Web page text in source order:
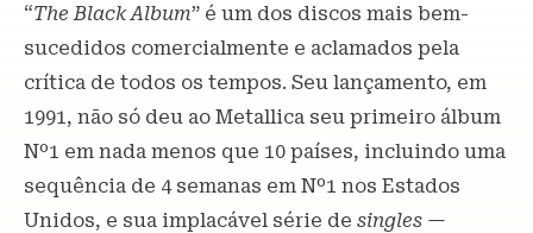
“The Black Album” é um dos discos mais bem-
sucedidos comercialmente e aclamados pela
crítica de todos os tempos. Seu lançamento, em
1991, não só deu ao Metallica seu primeiro álbum
Nº1 em nada menos que 10 países, incluindo uma
sequência de 4 semanas em Nº1 nos Estados
Unidos, e sua implacável série de singles —